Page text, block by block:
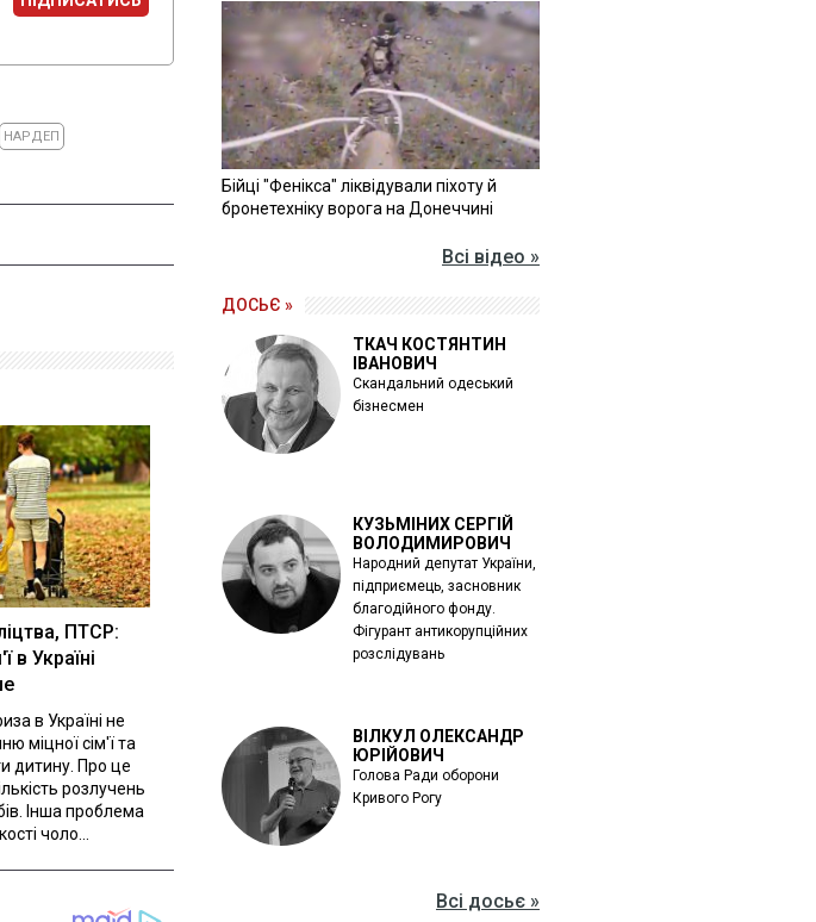
НАРДЕП
ПТСР:
в Україні
в Україні не
міцної сім'ї та
дитину. Про це
розлучень
Інша проблема
чоло...
Бійці "Фенікса" ліквідували піхоту й
бронетехніку ворога на Донеччині
Всі відео »
ДОСЬЄ »
ТКАЧ КОСТЯНТИН
ІВАНОВИЧ
Скандальний одеський
бізнесмен
КУЗЬМІНИХ СЕРГІЙ
ВОЛОДИМИРОВИЧ
Народний депутат України,
підприємець, засновник
благодійного фонду.
Фігурант антикорупційних
розслідувань
ВІЛКУЛ ОЛЕКСАНДР
ЮРІЙОВИЧ
Голова Ради оборони
Кривого Рогу
Всі досьє »